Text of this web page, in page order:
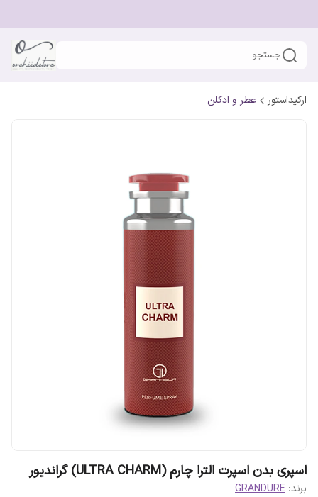
جستجو
ارکیداستور عطر و ادکلن
اسپری بدن اسپرت الترا چارم (ULTRA CHARM) گراندیور
برند: GRANDURE